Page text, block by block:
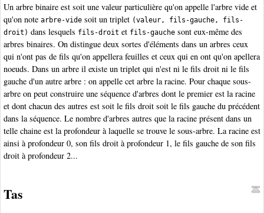
Un arbre binaire est soit une valeur particulière qu'on appelle l'arbre vide et
qu'on note arbre-vide soit un triplet (valeur, fils-gauche, fils-
droit) dans lesquels fils-droit et fils-gauche sont eux-même des
arbres binaires. On distingue deux sortes d'éléments dans un arbres ceux
qui n'ont pas de fils qu'on appellera feuilles et ceux qui en ont qu'on apellera
noeuds. Dans un arbre il existe un triplet qui n'est ni le fils droit ni le fils
gauche d'un autre arbre : on appelle cet arbre la racine. Pour chaque sous-
arbre on peut construire une séquence d'arbres dont le premier est la racine
et dont chacun des autres est soit le fils droit soit le fils gauche du précédent
dans la séquence. Le nombre d'arbres autres que la racine présent dans un
telle chaine est la profondeur à laquelle se trouve le sous-arbre. La racine est
ainsi à profondeur 0, son fils droit à profondeur 1, le fils gauche de son fils
droit à profondeur 2...
Tas